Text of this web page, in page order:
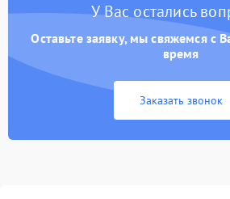
У Вас остались
Оставьте заявку, мы свяжемся с
время
Заказать звонок